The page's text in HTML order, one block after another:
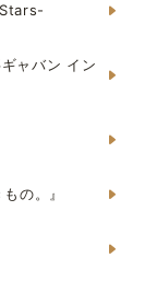
ャバン イン
の。』